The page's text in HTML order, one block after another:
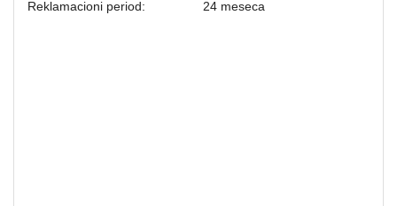
Reklamacioni period:
24 meseca